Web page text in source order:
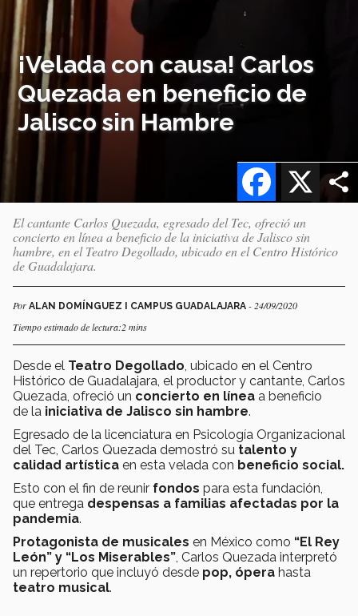
¡Velada con causa! Carlos
Quezada en beneficio de
Jalisco sin Hambre
X
Facebook
El cantante Carlos Quezada, egresado del Tec, ofreció un
concierto en línea a beneficio de la iniciativa de Jalisco sin
hambre, en el Teatro Degollado, ubicado en el Centro Histórico
de Guadalajara.
Por ALAN DOMÍNGUEZ I CAMPUS GUADALAJARA - 24/09/2020
Tiempo estimado de lectura:2 mins
Desde el Teatro Degollado , ubicado en el Centro
Histórico de Guadalajara, el productor y cantante, Carlos
Quezada, ofreció un concierto en línea a beneficio
de la iniciativa de Jalisco sin hambre.
Egresado de la licenciatura en Psicología Organizacional
del Tec, Carlos Quezada demostró su talento y
calidad artística en esta velada con beneficio social.
Esto con el fin de reunir fondos para esta fundación,
que entrega despensas a familias afectadas por la
pandemia.
Protagonista de musicales en México como “El Rey
León” y “Los Miserables” , Carlos Quezada interpretó
un repertorio que incluyó desde pop, ópera hasta
teatro musical.